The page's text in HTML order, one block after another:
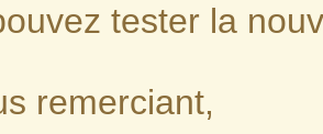
tester la
remerciant,